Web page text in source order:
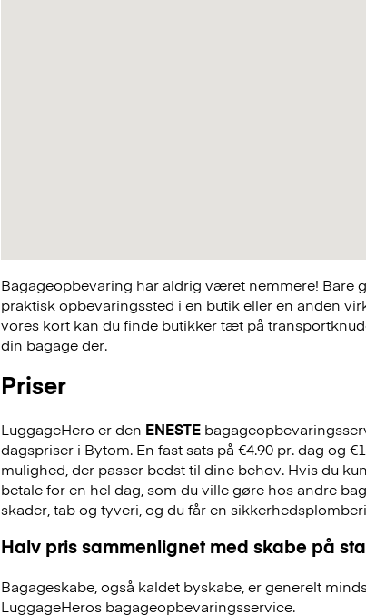
Bagageopbevaring har aldrig været nemmere! Bare
praktisk opbevaringssted i en butik eller en anden
vores kort kan du finde butikker tæt på
din bagage der.
Priser
LuggageHero er den ENESTE
dagspriser i Bytom. En fast sats på €4.90 pr. dag og
mulighed, der passer bedst til dine behov. Hvis du
betale for en hel dag, som du ville gøre hos andre
skader, tab og tyveri, og du får en
Halv pris sammenlignet med skabe på
Bagageskabe, også kaldet byskabe, er generelt
LuggageHeros bagageopbevaringsservice.